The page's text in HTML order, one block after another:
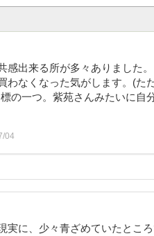
感出来る所が多々ありました
わなくなった気がします。(た
の一つ。紫苑さんみたいに自
04
に、少々青ざめていたところ